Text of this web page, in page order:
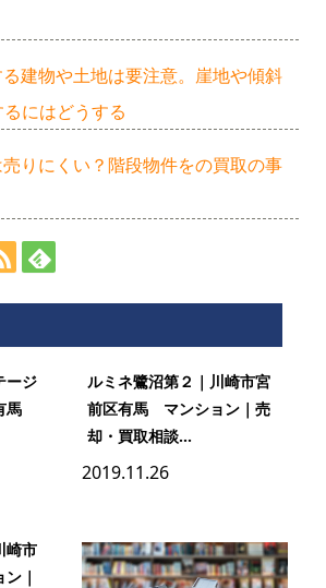
建物や土地は要注意。崖地や傾斜
にはどうする
りにくい？階段物件をの買取の事
ージ
馬
ルミネ鷺沼第２｜川崎市宮
前区有馬 マンション｜売
却・買取相談...
2019.11.26
崎市
｜